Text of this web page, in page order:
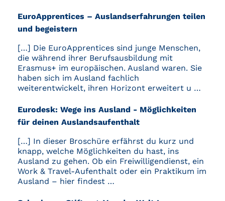
EuroApprentices – Auslandserfahrungen teilen
und begeistern
[…] Die EuroApprentices sind junge Menschen,
die während ihrer Berufsausbildung mit
Erasmus+ im europäischen. Ausland waren. Sie
haben sich im Ausland fachlich
weiterentwickelt, ihren Horizont erweitert u …
Eurodesk: Wege ins Ausland - Möglichkeiten
für deinen Auslandsaufenthalt
[…] In dieser Broschüre erfährst du kurz und
knapp, welche Möglichkeiten du hast, ins
Ausland zu gehen. Ob ein Freiwilligendienst, ein
Work & Travel-Aufenthalt oder ein Praktikum im
Ausland – hier findest …